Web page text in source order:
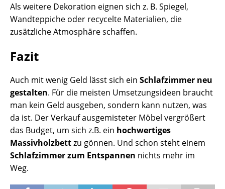
Als weitere Dekoration eignen sich z. B. Spiegel,
Wandteppiche oder recycelte Materialien, die
zusätzliche Atmosphäre schaffen.
Fazit
Auch mit wenig Geld lässt sich ein Schlafzimmer neu
gestalten. Für die meisten Umsetzungsideen braucht
man kein Geld ausgeben, sondern kann nutzen, was
da ist. Der Verkauf ausgemisteter Möbel vergrößert
das Budget, um sich z.B. ein hochwertiges
Massivholzbettzu gönnen. Und schon steht einem
Schlafzimmer zum Entspannen nichts mehr im
Weg.